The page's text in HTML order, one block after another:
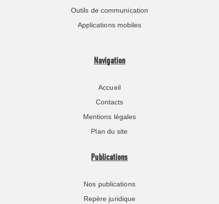
Outils de communication
Applications mobiles
Navigation
Accueil
Contacts
Mentions légales
Plan du site
Publications
Nos publications
Repère juridique